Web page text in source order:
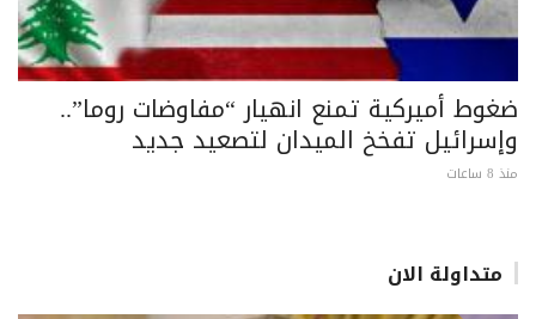
ضغوط أميركية تمنع انهيار “مفاوضات روما”..
وإسرائيل تفخخ الميدان لتصعيد جديد
منذ 8 ساعات
متداولة الان